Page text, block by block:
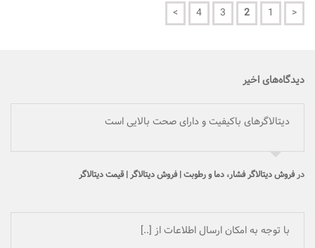
<
1
2
3
4
>
دیدگاه‌های اخیر
دیتالاگرهای باکیفیت و دارای صحت بالایی است
درفروش دیتالاگر فشار، دما و رطوبت | فروش دیتالاگر | قیمت دیتالاگر
با توجه به امکان ارسال اطلاعات از [..]